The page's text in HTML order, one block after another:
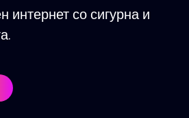
интернет со сигурна и